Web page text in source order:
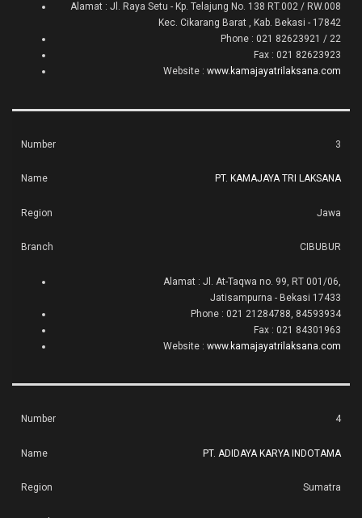
Alamat : Jl. Raya Setu - Kp. Telajung No. 138 RT.002 / RW.008
Kec. Cikarang Barat , Kab. Bekasi - 17842
Phone : 021 82623921 / 22
Fax : 021 82623923
Website : www.kamajayatrilaksana.com
3
PT. KAMAJAYA TRI LAKSANA
Jawa
CIBUBUR
Alamat : Jl. At-Taqwa no. 99, RT 001/06,
Jatisampurna - Bekasi 17433
Phone : 021 21284788, 84593934
Fax : 021 84301963
Website : www.kamajayatrilaksana.com
4
PT. ADIDAYA KARYA INDOTAMA
Sumatra